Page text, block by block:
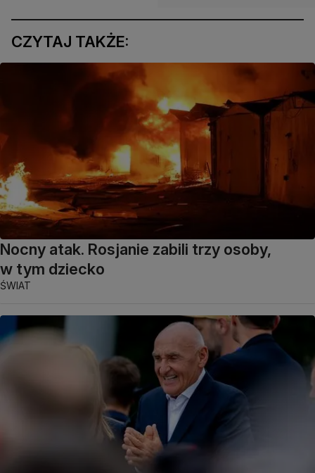
CZYTAJ TAKŻE:
Nocny atak. Rosjanie zabili trzy osoby,
w tym dziecko
ŚWIAT